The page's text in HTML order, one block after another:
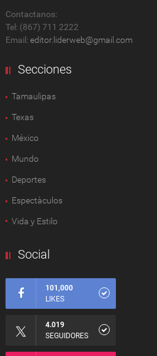
Contactanos:
Tel: (867) 711 2222
Email: editor.liderweb@gmail.com
Secciones
Tamaulipas
Texas
México
Mundo
Deportes
Espectàculos
Vida y Estilo
Social
101,000
LIKES
4.019
SEGUIDORES